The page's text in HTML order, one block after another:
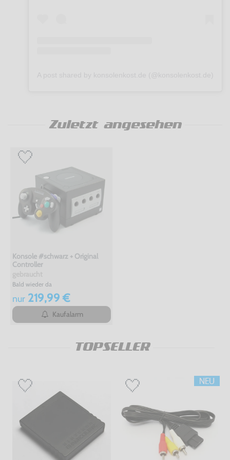
Zuletzt angesehen
Konsole #schwarz + Original
Controller
Bald wieder da
nur219,99 €
Kaufalarm
TOPSELLER